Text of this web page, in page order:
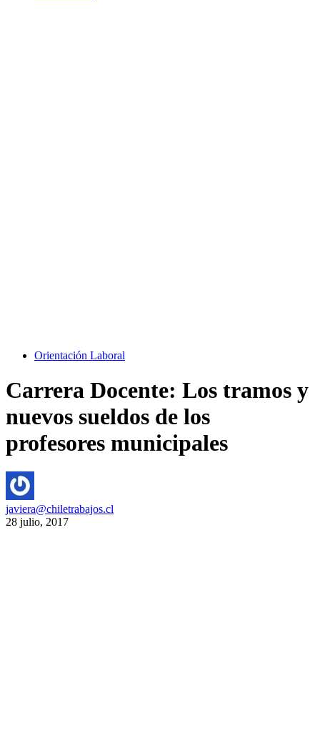
Orientación Laboral
Carrera Docente: Los tramos y
nuevos sueldos de los
profesores municipales
javiera@chiletrabajos.cl
28 julio, 2017